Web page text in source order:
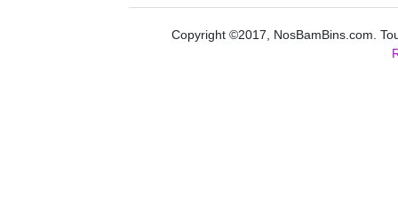
Copyright ©2017, NosBamBins.com.